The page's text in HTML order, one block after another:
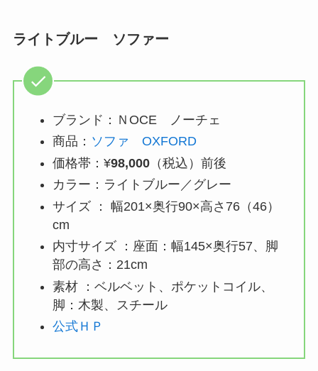
ライトブルー ソファー
ブランド：ＮOCE ノーチェ
商品： ソファ OXFORD
価格帯：¥98,000（税込）前後
カラー：ライトブルー／グレー
サイズ ： 幅201×奥行90×高さ76（46）
cm
内寸サイズ ：座面：幅145×奥行57、脚
部の高さ：21cm
素材 ：ベルベット、ポケットコイル、
脚：木製、スチール
公式ＨＰ